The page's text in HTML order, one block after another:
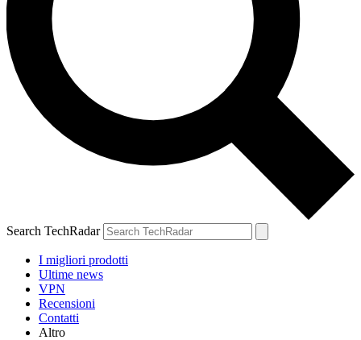
Search TechRadar
I migliori prodotti
Ultime news
VPN
Recensioni
Contatti
Altro